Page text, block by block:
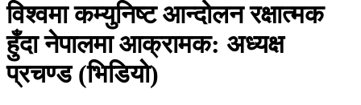
विश्वमा कम्युनिष्ट आन्दोलन रक्षात्मक
हुँदा नेपालमा आक्रामक: अध्यक्ष
प्रचण्ड (भिडियाे)